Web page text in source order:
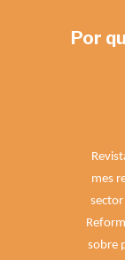
Por
mes
sector
sobre